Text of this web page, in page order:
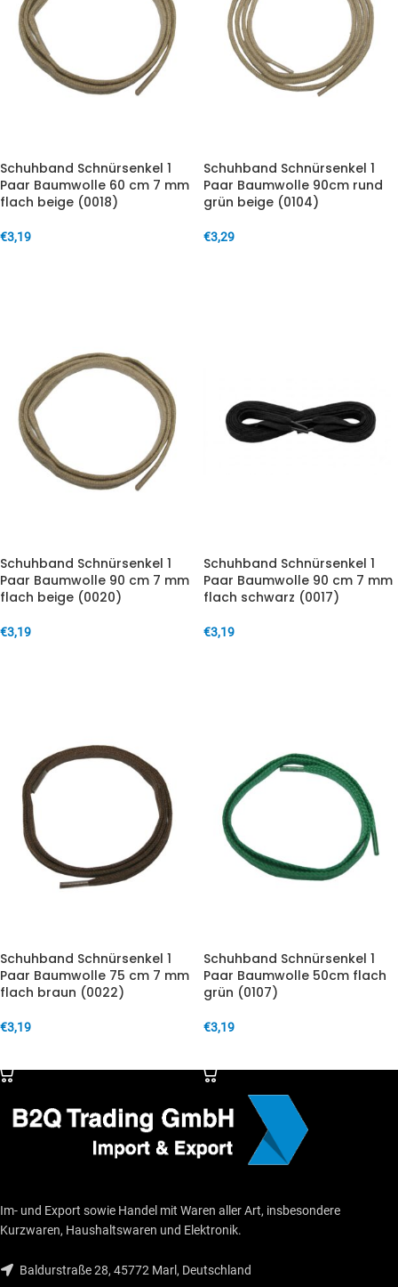
Schuhband Schnürsenkel 1
Paar Baumwolle 60 cm 7 mm
flach beige (0018)
€3,19
Schuhband Schnürsenkel 1
Paar Baumwolle 90cm rund
grün beige (0104)
€3,29
Schuhband Schnürsenkel 1
Paar Baumwolle 90 cm 7 mm
flach beige (0020)
€3,19
Schuhband Schnürsenkel 1
Paar Baumwolle 90 cm 7 mm
flach schwarz (0017)
€3,19
Schuhband Schnürsenkel 1
Paar Baumwolle 75 cm 7 mm
flach braun (0022)
€3,19
Schuhband Schnürsenkel 1
Paar Baumwolle 50cm flach
grün (0107)
€3,19
Im- und Export sowie Handel mit Waren aller Art, insbesondere
Kurzwaren, Haushaltswaren und Elektronik.
Baldurstraße 28, 45772 Marl, Deutschland